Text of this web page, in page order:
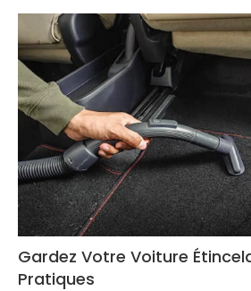
Gardez Votre Voiture
Pratiques